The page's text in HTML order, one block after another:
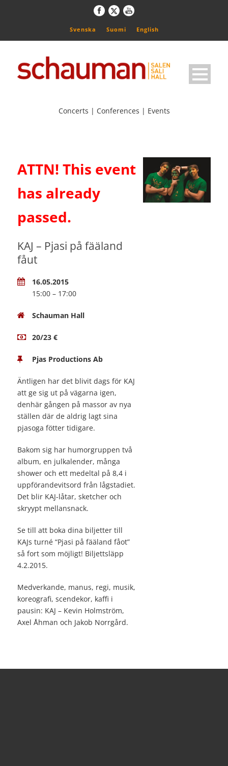
Svenska Suomi English
Concerts | Conferences | Events
ATTN! This event
has already
passed.
KAJ – Pjasi på fääland
fåut
16.05.2015
15:00 – 17:00
Schauman Hall
20/23 €
Pjas Productions Ab
Äntligen har det blivit dags för KAJ
att ge sig ut på vägarna igen,
denhär gången på massor av nya
ställen där de aldrig lagt sina
pjasoga fötter tidigare.
Bakom sig har humorgruppen två
album, en julkalender, många
shower och ett medeltal på 8,4 i
uppförandevitsord från lågstadiet.
Det blir KAJ-låtar, sketcher och
skryypt mellansnack.
Se till att boka dina biljetter till
KAJs turné “Pjasi på fääland fåot”
så fort som möjligt! Biljettsläpp
4.2.2015.
Medverkande, manus, regi, musik,
koreografi, scendekor, kaffi i
pausin: KAJ – Kevin Holmström,
Axel Åhman och Jakob Norrgård.